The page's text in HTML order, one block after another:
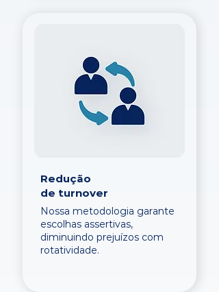
Redução
de turnover
Nossa metodologia garante
escolhas assertivas,
diminuindo prejuízos com
rotatividade.